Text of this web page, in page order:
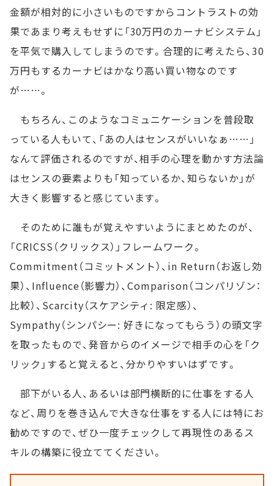
金額が相対的に小さいものですからコントラストの効
果であまり考えもせずに「30万円のカーナビシステム」
を平気で購入してしまうのです。合理的に考えたら、30
万円もするカーナビはかなり高い買い物なのです
が……。
もちろん、このようなコミュニケーションを普段取
っている人もいて、「あの人はセンスがいいなぁ……」
なんて評価されるのですが、相手の心理を動かす方法論
はセンスの要素よりも「知っているか、知らないか」が
大きく影響すると感じています。
そのために誰もが覚えやすいようにまとめたのが、
「CRICSS（クリックス）」フレームワーク。
Commitment（コミットメント）、in Return（お返し効
果）、Influence（影響力）、Comparison（コンパリゾン：
比較）、Scarcity（スケアシティ: 限定感）、
Sympathy（シンパシー: 好きになってもらう）の頭文字
を取ったもので、発音からのイメージで相手の心を「ク
リック」すると覚えると、分かりやすいはずです。
部下がいる人、あるいは部門横断的に仕事をする人
など、周りを巻き込んで大きな仕事をする人には特にお
勧めですので、ぜひ一度チェックして再現性のあるス
キルの構築に役立ててください。